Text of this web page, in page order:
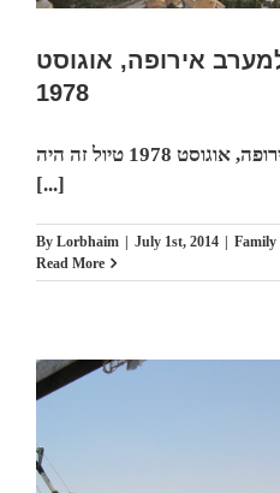
אירופה, אוגוסט
1978
טיול קרוז נפטוניה למערב אירופה, אוגוסט 1978 טיול זה היה
[...]
By Lorbhaim | July 1st, 2014 | Family
Read More